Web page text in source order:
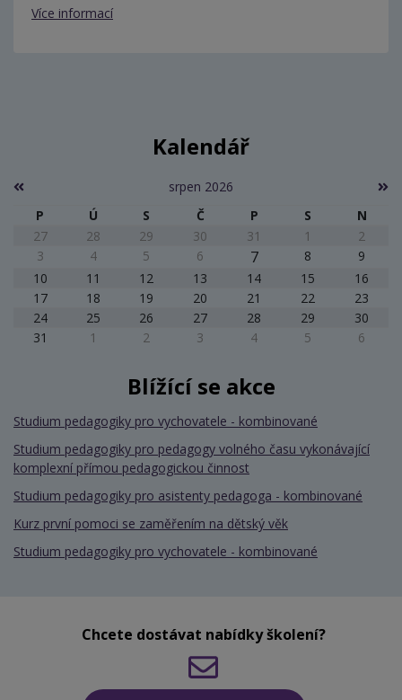
Více informací
Kalendář
srpen 2026
P
Ú S Č P S
N
27
28 29 30 31 1
2
3
4 5 6 7 8
9
10
11 12 13 14 15
16
17
18 19 20 21 22
23
24
25 26 27 28 29
30
31
1 2 3 4 5 6
Blížící se akce
Studium pedagogiky pro vychovatele - kombinované
Studium pedagogiky pro pedagogy volného času vykonávající
komplexní přímou pedagogickou činnost
Studium pedagogiky pro asistenty pedagoga - kombinované
Kurz první pomoci se zaměřením na dětský věk
Studium pedagogiky pro vychovatele - kombinované
Chcete dostávat nabídky školení?